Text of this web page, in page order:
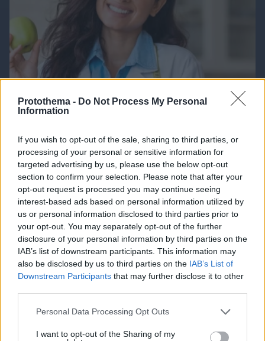
Protothema - Do Not Process My Personal
Information
If you wish to opt-out of the sale, sharing to third parties, or
processing of your personal or sensitive information for
targeted advertising by us, please use the below opt-out
section to confirm your selection. Please note that after your
opt-out request is processed you may continue seeing
interest-based ads based on personal information utilized by
us or personal information disclosed to third parties prior to
your opt-out. You may separately opt-out of the further
disclosure of your personal information by third parties on the
IAB’s list of downstream participants. This information may
also be disclosed by us to third parties on the IAB’s List of
Downstream Participants that may further disclose it to other
Please note that this website/app uses one or more Google
not limited to your visit or usage behaviour. You may click to
Personal Data Processing Opt Outs
I want to opt-out of the Sharing of my
Τα φρούτα που επιλέγουν 4 ενδοκρινολόγοι για
καλύτερο έλεγχο του σακχάρου – Το ένα μειώνει
το λίπος στην κοιλιά
06.08.2026, 08:01